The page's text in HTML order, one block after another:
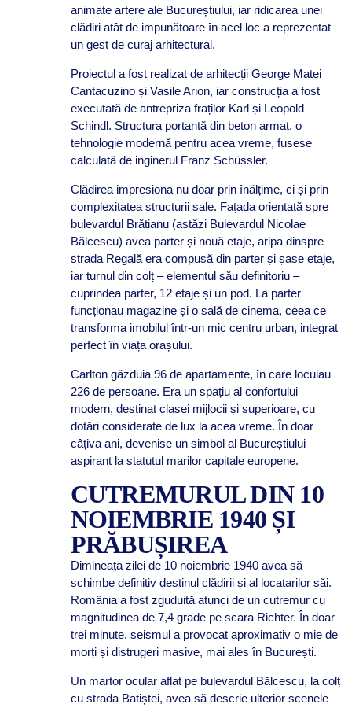
animate artere ale Bucureștiului, iar ridicarea unei
clădiri atât de impunătoare în acel loc a reprezentat
un gest de curaj arhitectural.
Proiectul a fost realizat de arhitecții George Matei
Cantacuzino și Vasile Arion, iar construcția a fost
executată de antrepriza fraților Karl și Leopold
Schindl. Structura portantă din beton armat, o
tehnologie modernă pentru acea vreme, fusese
calculată de inginerul Franz Schüssler.
Clădirea impresiona nu doar prin înălțime, ci și prin
complexitatea structurii sale. Fațada orientată spre
bulevardul Brătianu (astăzi Bulevardul Nicolae
Bălcescu) avea parter și nouă etaje, aripa dinspre
strada Regală era compusă din parter și șase etaje,
iar turnul din colț – elementul său definitoriu –
cuprindea parter, 12 etaje și un pod. La parter
funcționau magazine și o sală de cinema, ceea ce
transforma imobilul într-un mic centru urban, integrat
perfect în viața orașului.
Carlton găzduia 96 de apartamente, în care locuiau
226 de persoane. Era un spațiu al confortului
modern, destinat clasei mijlocii și superioare, cu
dotări considerate de lux la acea vreme. În doar
câțiva ani, devenise un simbol al Bucureștiului
aspirant la statutul marilor capitale europene.
CUTREMURUL DIN 10
NOIEMBRIE 1940 ȘI
PRĂBUȘIREA
Dimineața zilei de 10 noiembrie 1940 avea să
schimbe definitiv destinul clădirii și al locatarilor săi.
România a fost zguduită atunci de un cutremur cu
magnitudinea de 7,4 grade pe scara Richter. În doar
trei minute, seismul a provocat aproximativ o mie de
morți și distrugeri masive, mai ales în București.
Un martor ocular aflat pe bulevardul Bălcescu, la colț
cu strada Batiștei, avea să descrie ulterior scenele